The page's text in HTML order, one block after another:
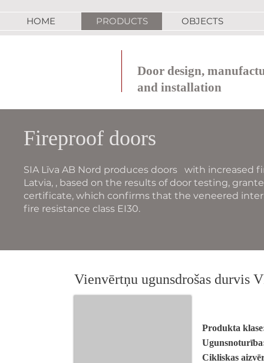
HOME PRODUCTS OBJECTS
Door design,
and installation
Fireproof doors
SIA Līva AB Nord produces doors with increased
Latvia, , based on the results of door testing,
certificate, which confirms that the veneered
fire resistance class EI30.
Vienvērtņu ugunsdrošas durvis
Produkta
Cikliskas